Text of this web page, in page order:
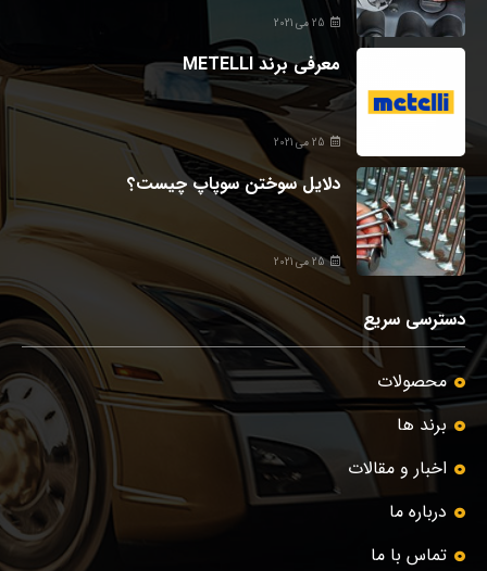
25 می 2021
معرفی برند METELLI
25 می 2021
دلایل سوختن سوپاپ چیست؟
25 می 2021
دسترسی سریع
محصولات
برند ها
اخبار و مقالات
درباره ما
تماس با ما